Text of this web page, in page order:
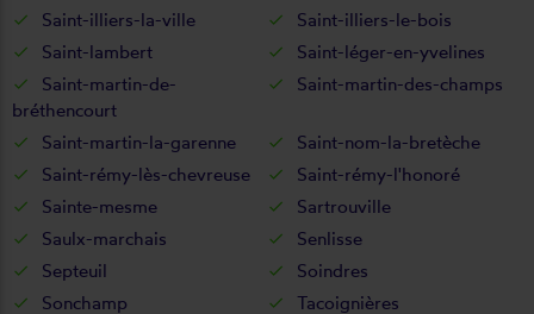
Saint-illiers-la-ville
Saint-illiers-le-bois
Saint-lambert
Saint-léger-en-yvelines
Saint-martin-de-
bréthencourt
Saint-martin-des-champs
Saint-martin-la-garenne
Saint-nom-la-bretèche
Saint-rémy-lès-chevreuse
Saint-rémy-l'honoré
Sainte-mesme
Sartrouville
Saulx-marchais
Senlisse
Septeuil
Soindres
Sonchamp
Tacoignières